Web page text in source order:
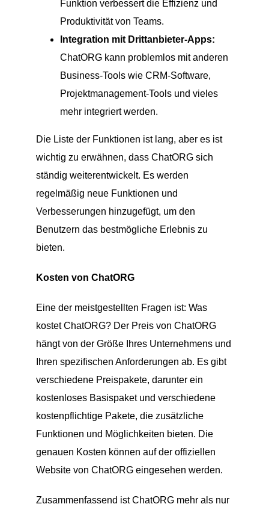
Funktion verbessert die Effizienz und
Produktivität von Teams.
Integration mit Drittanbieter-Apps:
ChatORG kann problemlos mit anderen
Business-Tools wie CRM-Software,
Projektmanagement-Tools und vieles
mehr integriert werden.
Die Liste der Funktionen ist lang, aber es ist
wichtig zu erwähnen, dass ChatORG sich
ständig weiterentwickelt. Es werden
regelmäßig neue Funktionen und
Verbesserungen hinzugefügt, um den
Benutzern das bestmögliche Erlebnis zu
bieten.
Kosten von ChatORG
Eine der meistgestellten Fragen ist: Was
kostet ChatORG? Der Preis von ChatORG
hängt von der Größe Ihres Unternehmens und
Ihren spezifischen Anforderungen ab. Es gibt
verschiedene Preispakete, darunter ein
kostenloses Basispaket und verschiedene
kostenpflichtige Pakete, die zusätzliche
Funktionen und Möglichkeiten bieten. Die
genauen Kosten können auf der offiziellen
Website von ChatORG eingesehen werden.
Zusammenfassend ist ChatORG mehr als nur